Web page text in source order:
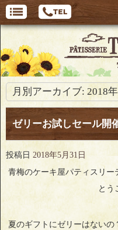
月別アーカイブ: 2018
ゼリーお試しセール開
投稿日 2018年5月31日
青梅のケーキ屋パティスリ
とう
夏のギフトにゼリーはない